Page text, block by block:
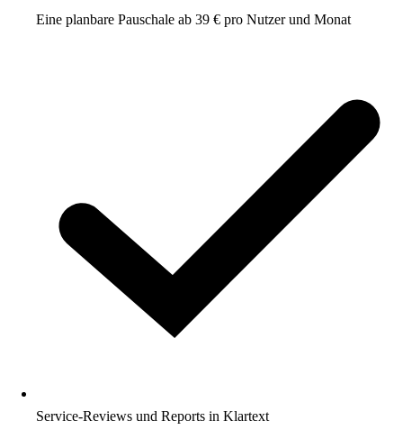
Eine planbare Pauschale ab 39 € pro Nutzer und Monat
Service-Reviews und Reports in Klartext